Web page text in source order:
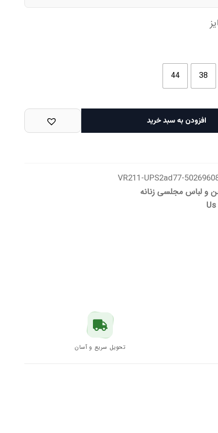
38
44
افزودن به سبد خرید
50269608-VR211-
و لباس مجلسی زنانه
تحویل سریع و آسان